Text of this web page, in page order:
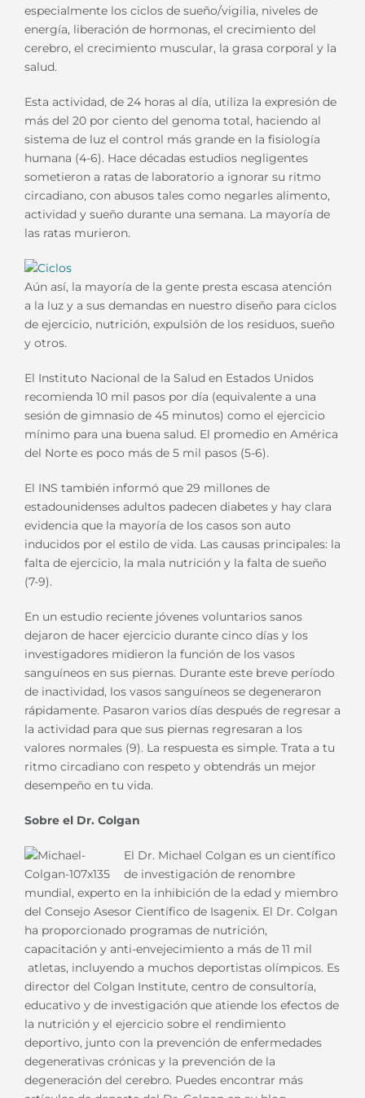
especialmente los ciclos de sueño/vigilia, niveles de
energía, liberación de hormonas, el crecimiento del
cerebro, el crecimiento muscular, la grasa corporal y la
salud.
Esta actividad, de 24 horas al día, utiliza la expresión de
más del 20 por ciento del genoma total, haciendo al
sistema de luz el control más grande en la fisiología
humana (4-6). Hace décadas estudios negligentes
sometieron a ratas de laboratorio a ignorar su ritmo
circadiano, con abusos tales como negarles alimento,
actividad y sueño durante una semana. La mayoría de
las ratas murieron.
Aún así, la mayoría de la gente presta escasa atención
a la luz y a sus demandas en nuestro diseño para ciclos
de ejercicio, nutrición, expulsión de los residuos, sueño
y otros.
El Instituto Nacional de la Salud en Estados Unidos
recomienda 10 mil pasos por día (equivalente a una
sesión de gimnasio de 45 minutos) como el ejercicio
mínimo para una buena salud. El promedio en América
del Norte es poco más de 5 mil pasos (5-6).
El INS también informó que 29 millones de
estadounidenses adultos padecen diabetes y hay clara
evidencia que la mayoría de los casos son auto
inducidos por el estilo de vida. Las causas principales: la
falta de ejercicio, la mala nutrición y la falta de sueño
(7-9).
En un estudio reciente jóvenes voluntarios sanos
dejaron de hacer ejercicio durante cinco días y los
investigadores midieron la función de los vasos
sanguíneos en sus piernas. Durante este breve período
de inactividad, los vasos sanguíneos se degeneraron
rápidamente. Pasaron varios días después de regresar a
la actividad para que sus piernas regresaran a los
valores normales (9). La respuesta es simple. Trata a tu
ritmo circadiano con respeto y obtendrás un mejor
desempeño en tu vida.
Sobre el Dr. Colgan
El Dr. Michael Colgan es un científico
de investigación de renombre
mundial, experto en la inhibición de la edad y miembro
del Consejo Asesor Científico de Isagenix. El Dr. Colgan
ha proporcionado programas de nutrición,
capacitación y anti-envejecimiento a más de 11 mil
atletas, incluyendo a muchos deportistas olímpicos. Es
director del Colgan Institute, centro de consultoría,
educativo y de investigación que atiende los efectos de
la nutrición y el ejercicio sobre el rendimiento
deportivo, junto con la prevención de enfermedades
degenerativas crónicas y la prevención de la
degeneración del cerebro. Puedes encontrar más